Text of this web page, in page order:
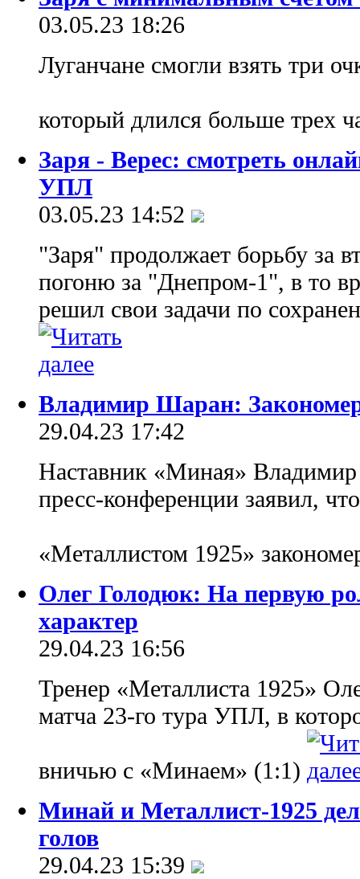
03.05.23 18:26
Луганчане смогли взять три
который длился больше трех
Заря - Верес: смотреть
УПЛ
03.05.23 14:52
"Заря" продолжает борьбу за
погоню за "Днепром-1", в то
решил свои задачи по
Владимир Шаран:
29.04.23 17:42
Наставник «Миная»
пресс-конференции заявил,
«Металлистом 1925»
Олег Голодюк: На первую
характер
29.04.23 16:56
Тренер «Металлиста 1925»
матча 23-го тура УПЛ, в
вничью с «Минаем» (1:1)
Минай и Металлист-1925
голов
29.04.23 15:39